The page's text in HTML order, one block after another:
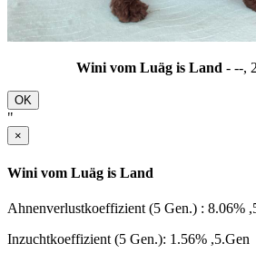
Wini vom Luäg is Land - --,
OK
"
×
Wini vom Luäg is Land
Ahnenverlustkoeffizient (5 Gen.) : 8.06%
Inzuchtkoeffizient (5 Gen.): 1.56% ,5.Gen